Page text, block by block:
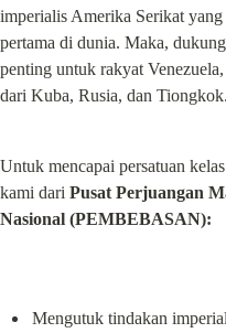
imperialis Amerika Serikat
pertama di dunia. Maka,
penting untuk rakyat
dari Kuba, Rusia, dan Tiongkok.
Untuk mencapai persatuan
kami dari Pusat Perjuangan
Nasional (PEMBEBASAN):
Mengutuk tindakan